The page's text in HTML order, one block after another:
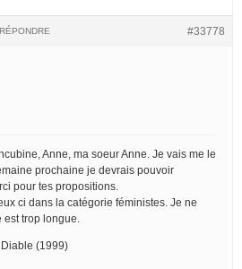
#33778
RÉPONDRE
Anne, ma soeur Anne. Je vais me le
prochaine je devrais pouvoir
pour tes propositions.
ci dans la catégorie féministes. Je ne
trop longue.
(1999)